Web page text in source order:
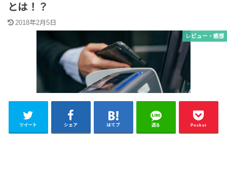
とは！？
2018年2月5日
レビュー・感想
ツイート シェア はてブ 送る Pocket